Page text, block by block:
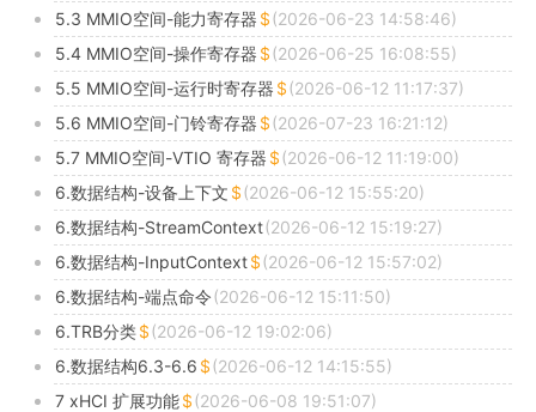
5.3 MMIO空间-能力寄存器
(2026-06-23 14:58:46)
5.4 MMIO空间-操作寄存器
(2026-06-25 16:08:55)
5.5 MMIO空间-运行时寄存器
(2026-06-12 11:17:37)
5.6 MMIO空间-门铃寄存器
(2026-07-23 16:21:12)
5.7 MMIO空间-VTIO 寄存器
(2026-06-12 11:19:00)
6.数据结构-设备上下文
(2026-06-12 15:55:20)
6.数据结构-StreamContext(2026-06-12 15:19:27)
6.数据结构-InputContext
(2026-06-12 15:57:02)
6.数据结构-端点命令(2026-06-12 15:11:50)
6.TRB分类
(2026-06-12 19:02:06)
6.数据结构6.3-6.6
(2026-06-12 14:15:55)
7 xHCI 扩展功能
(2026-06-08 19:51:07)